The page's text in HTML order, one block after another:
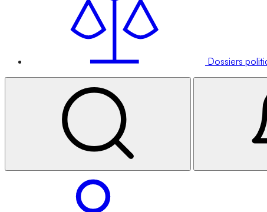
Dossiers